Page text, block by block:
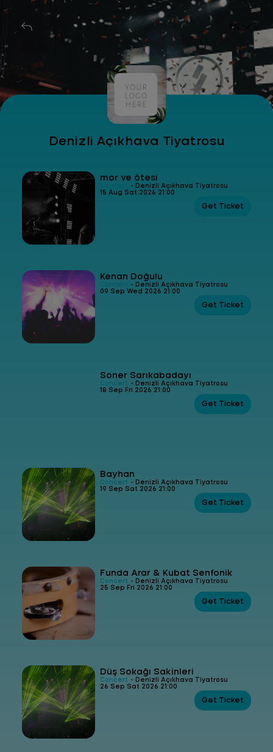
EN
Denizli Açıkhava Tiyatrosu
mor ve ötesi
- Denizli Açıkhava Tiyatrosu
15 Aug Sat 2026 21:00
Get Ticket
Kenan Doğulu
- Denizli Açıkhava Tiyatrosu
09 Sep Wed 2026 21:00
Get Ticket
Soner Sarıkabadayı
Concert - Denizli Açıkhava Tiyatrosu
18 Sep Fri 2026 21:00
Get Ticket
Bayhan
Concert - Denizli Açıkhava Tiyatrosu
19 Sep Sat 2026 21:00
Get Ticket
Funda Arar & Kubat Senfonik
Concert - Denizli Açıkhava Tiyatrosu
25 Sep Fri 2026 21:00
Get Ticket
Düş Sokağı Sakinleri
Concert - Denizli Açıkhava Tiyatrosu
26 Sep Sat 2026 21:00
Get Ticket